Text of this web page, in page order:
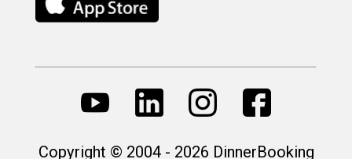
Copyright © 2004 - 2026 DinnerBooking